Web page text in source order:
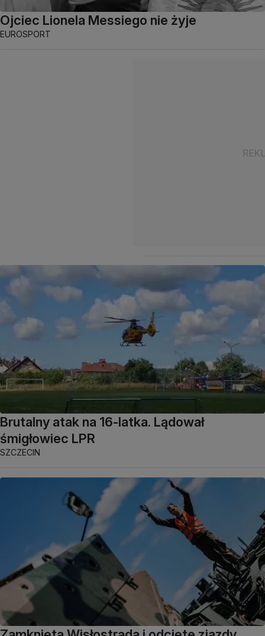
Ojciec Lionela Messiego nie żyje
EUROSPORT
Brutalny atak na 16-latka. Lądował
śmigłowiec LPR
SZCZECIN